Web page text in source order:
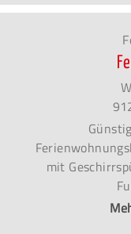
mit